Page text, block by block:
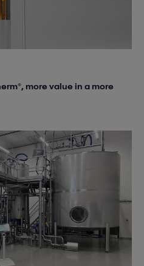
more value in a more